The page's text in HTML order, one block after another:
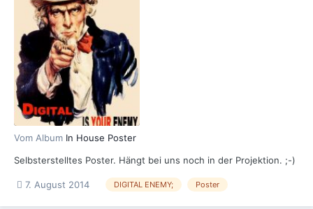
Vom Album In House Poster
Selbsterstelltes Poster. Hängt bei uns noch in der Projektion. ;-)
7. August 2014 DIGITAL ENEMY; Poster